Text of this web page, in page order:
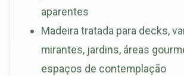
aparentes
Madeira tratada para decks,
mirantes, jardins, áreas
espaços de contemplação